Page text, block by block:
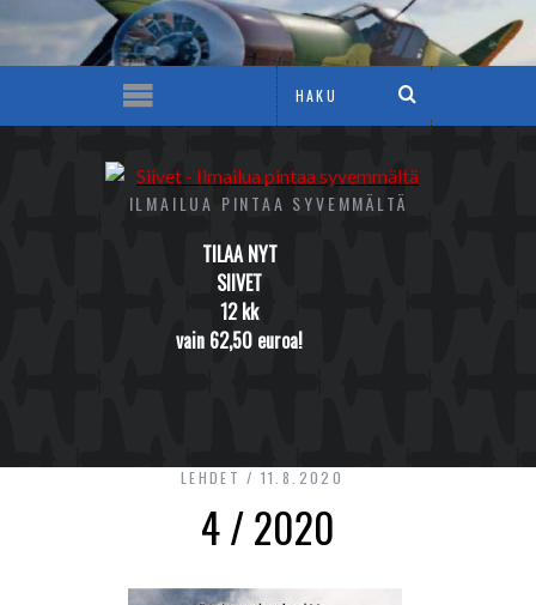
ILMAILUA PINTAA SYVEMMÄLTÄ
TILAA NYT
SIIVET
12 kk
vain 62,50 euroa!
LEHDET 11.8.2020
4 / 2020